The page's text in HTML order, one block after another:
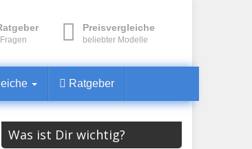
Preisvergleiche
beliebter Modelle
Ratgeber
Was ist Dir wichtig?